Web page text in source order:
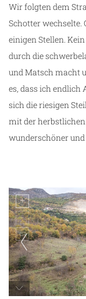
Wir folgten dem
Schotter wechselte.
einigen Stellen.
durch die
und Matsch macht
es, dass ich endlich
sich die riesigen
mit der
wunderschöner und